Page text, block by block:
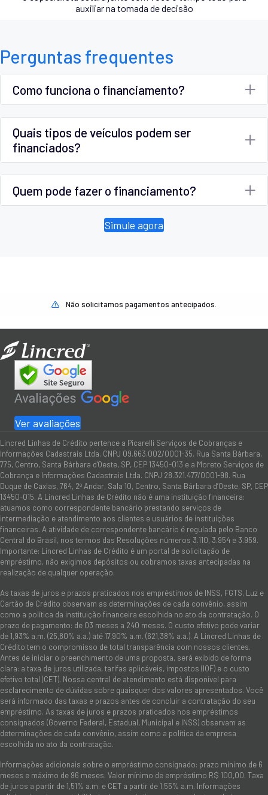
auxiliar na tomada de decisão
Perguntas frequentes
Como funciona o financiamento?
Quais tipos de veículos podem ser
financiados?
Quem pode fazer o financiamento?
Simule agora
Não solicitamos pagamentos antecipados.
Ver avaliações
Lincred Linhas de Crédito pertence a Picarelli Serviços de Cobranças e
Informações Cadastrais Ltda. CNPJ 09.663.002/0001-35. Rua Santa Bárbara,
775, Centro, Santa Bárbara d'Oeste, SP, CEP 13450-013 e a Moreto Serviços de
Cobrança e Informações Cadastrais Ltda. CNPJ 28.321.477/0001-98. Rua
Duque de Caxias, 764, 2º Andar, Sala 10, Centro, Santa Bárbara d’Oeste, SP, CEP
13450-015. A Lincred Linhas de Crédito não é uma instituição financeira:
atuamos como correspondente bancário prestando serviços de
intermediação e atendimento aos clientes e usuários de instituições
financeiras. A atividade de correspondente bancário é regulada pelo Banco
Central do Brasil, nos termos das Resoluções números 3.110, 3.954 e 3.959.
Importante: Lincred Linhas de Crédito é um portal de solicitação de
empréstimo, não exigimos depósitos ou cobramos taxas antecipadas na
realização de qualquer operação.
As taxas de juros e prazos praticados nos empréstimos de INSS, FGTS, Luz e
Cartão de Crédito observam as determinações de cada convênio, assim
como a política da instituição financeira escolhida no ato da contratação. O
prazo de pagamento: de 03 meses a 240 meses. O custo efetivo pode variar
de 1,93% a.m. (25,80% a.a.) até 17,90% a.m. (621,38% a.a.). A Lincred Linhas de
Crédito tem o compromisso de total transparência com nossos clientes.
Antes de iniciar o preenchimento de uma proposta, será exibido de forma
clara: a taxa de juros utilizada, tarifas aplicáveis, impostos (IOF) e o custo
efetivo total (CET). Nossa central de atendimento está disponível para
esclarecimento de dúvidas sobre quaisquer dos valores apresentados. Você
será informado das taxas e prazos antes de concluir a contratação do seu
empréstimo. As taxas de juros e prazos praticados nos empréstimos
consignados (Governo Federal, Estadual, Municipal e INSS) observam as
determinações de cada convênio, assim como a política da empresa
escolhida no ato da contratação.
Informações adicionais sobre o empréstimo consignado: prazo mínimo de 6
meses e máximo de 96 meses. Valor mínimo de empréstimo R$ 100,00. Taxa
de juros a partir de 1,51% a.m. e CET a partir de 1,55% a.m. Informações